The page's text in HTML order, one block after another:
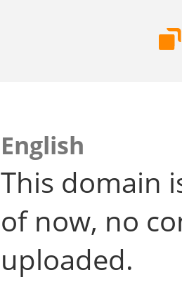
English
This domain
of now, no
uploaded.